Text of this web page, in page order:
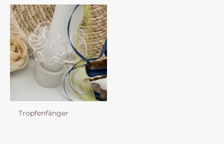
Tropfenfänger